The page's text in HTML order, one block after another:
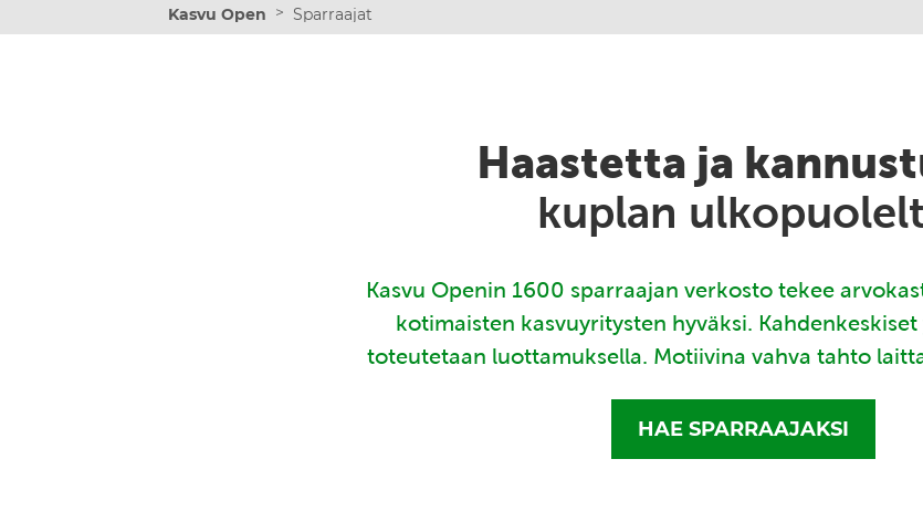
Kasvu Open > Sparraajat
Haastetta ja
kuplan
Kasvu Openin 1600 sparraajan verkosto tekee
kotimaisten kasvuyritysten hyväksi.
toteutetaan luottamuksella. Motiivina vahva tahto
HAE SPARRAAJAKSI